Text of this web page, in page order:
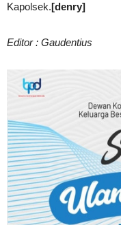
Kapolsek.[denry]
Editor : Gaudentius